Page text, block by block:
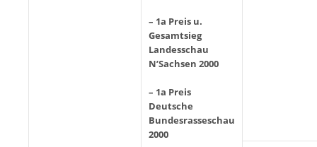
– 1a Preis u.
Gesamtsieg
Landesschau
N’Sachsen 2000
– 1a Preis
Deutsche
Bundesrasseschau
2000